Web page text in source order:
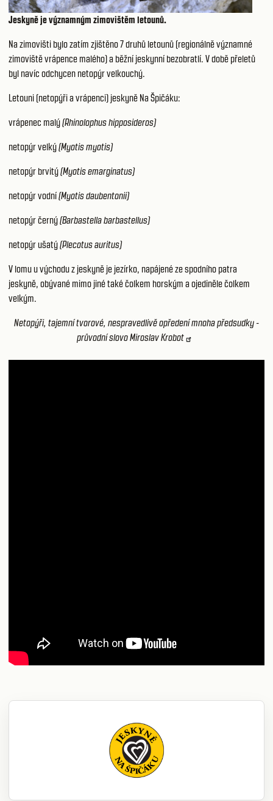
Jeskyně je významným zimovištěm letounů.
Na zimovišti bylo zatím zjištěno 7 druhů letounů (regionálně významné
zimoviště vrápence malého) a běžní jeskynní bezobratlí. V době přeletů
byl navíc odchycen netopýr velkouchý.
Letouni (netopýři a vrápenci) jeskyně Na Špičáku:
vrápenec malý(Rhinolophus hipposideros)
netopýr velký(Myotis myotis)
netopýr brvitý(Myotis emarginatus)
netopýr vodní(Myotis daubentonii)
netopýr černý(Barbastella barbastellus)
netopýr ušatý(Plecotus auritus)
V lomu u východu z jeskyně je jezírko, napájené ze spodního patra
jeskyně, obývané mimo jiné také čolkem horským a ojediněle čolkem
velkým.
Netopýři, tajemní tvorové, nespravedlivě opředení mnoha předsudky -
průvodní slovo Miroslav Krobot